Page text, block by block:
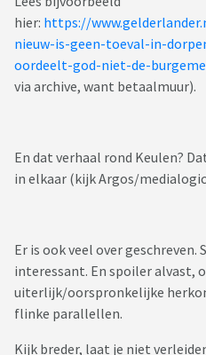
hier: https://
nieuw-is-geen-toeval-in-
oordeelt-god-niet-de-
via archive, want betaalmuur).
En dat verhaal rond Keulen?
in elkaar (kijk Argos/
Er is ook veel over
interessant. En spoiler alvast,
uiterlijk/oorspronkelijke
flinke parallellen.
Kijk breder, laat je niet